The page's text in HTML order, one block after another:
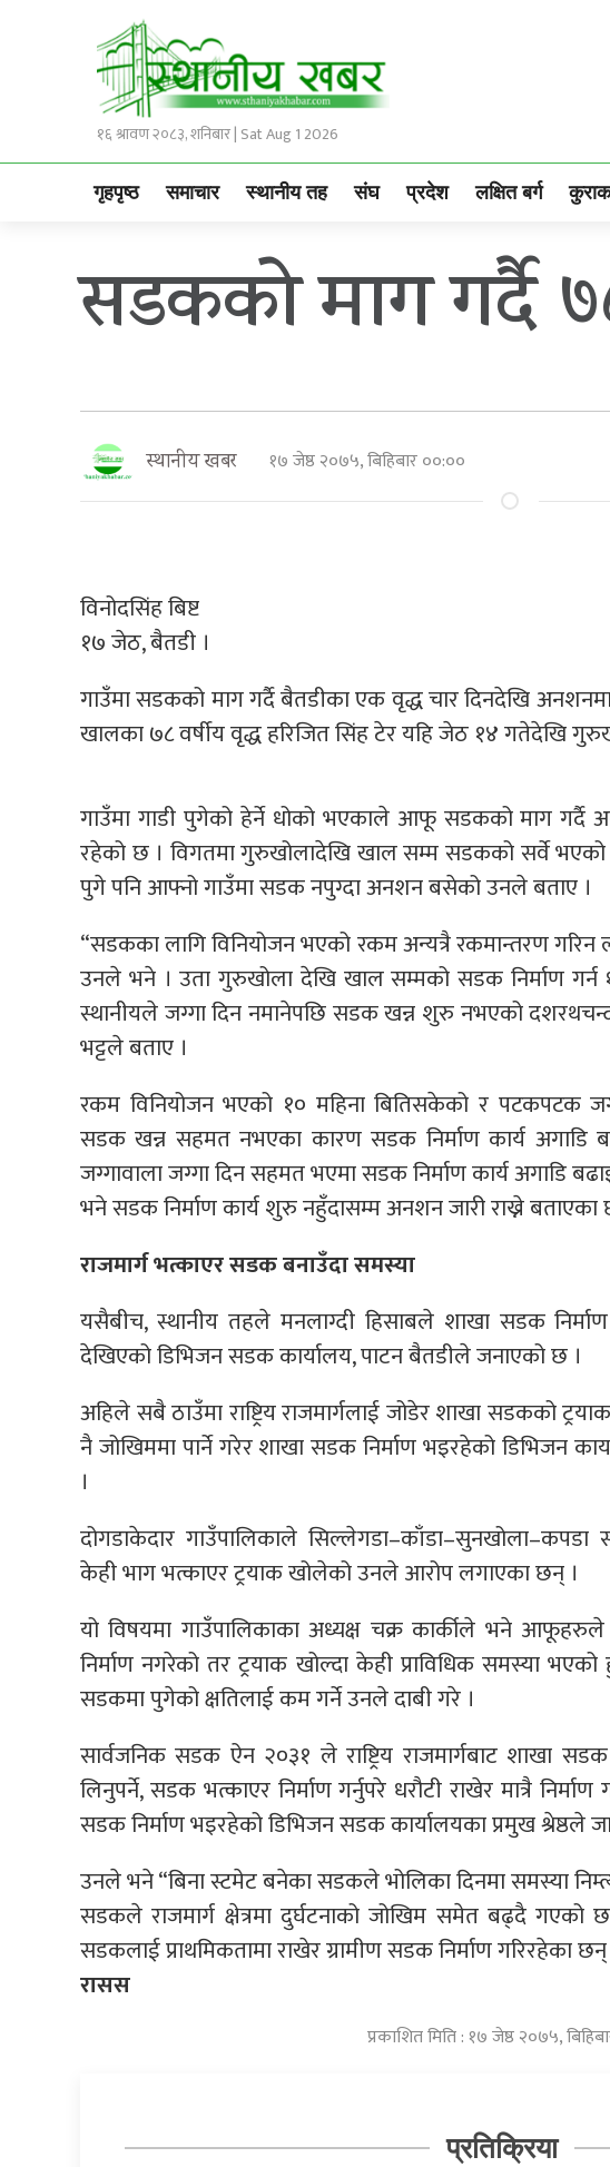
१६ श्रावण २०८३, शनिबार | Sat Aug 1 2026
गृहपृष्ठ समाचार स्थानीय तह संघ प्रदेश लक्षित बर्ग
सडकको माग गर्दै
स्थानीय खबर १७ जेष्ठ २०७५, बिहिबार ००:००
विनोदसिंह बिष्ट
१७ जेठ, बैतडी ।
गाउँमा सडकको माग गर्दै बैतडीका एक वृद्ध चार दिनदेखि
खालका ७८ वर्षीय वृद्ध हरिजित सिंह टेर यहि जेठ १४ गतेदेखि
गाउँमा गाडी पुगेको हेर्ने धोको भएकाले आफू सडकको माग
रहेको छ । विगतमा गुरुखोलादेखि खाल सम्म सडकको सर्वे
पुगे पनि आफ्नो गाउँमा सडक नपुग्दा अनशन बसेको उनले बताए ।
“सडकका लागि विनियोजन भएको रकम अन्यत्रै रकमान्तरण
उनले भने । उता गुरुखोला देखि खाल सम्मको सडक निर्माण गर्न
स्थानीयले जग्गा दिन नमानेपछि सडक खन्न शुरु नभएको
भट्टले बताए ।
रकम विनियोजन भएको १० महिना बितिसकेको र पटकपटक
सडक खन्न सहमत नभएका कारण सडक निर्माण कार्य
जग्गावाला जग्गा दिन सहमत भएमा सडक निर्माण कार्य अगाडि
भने सडक निर्माण कार्य शुरु नहुँदासम्म अनशन जारी राख्ने बताएका
राजमार्ग भत्काएर सडक बनाउँदा समस्या
यसैबीच, स्थानीय तहले मनलाग्दी हिसाबले शाखा सडक निर्माण
देखिएको डिभिजन सडक कार्यालय, पाटन बैतडीले जनाएको छ ।
अहिले सबै ठाउँमा राष्ट्रिय राजमार्गलाई जोडेर शाखा सडकको
नै जोखिममा पार्ने गरेर शाखा सडक निर्माण भइरहेको डिभिजन
।
दोगडाकेदार गाउँपालिकाले सिल्लेगडा–काँडा–सुनखोला–कपडा
केही भाग भत्काएर ट्रयाक खोलेको उनले आरोप लगाएका छन् ।
यो विषयमा गाउँपालिकाका अध्यक्ष चक्र कार्कीले भने
निर्माण नगरेको तर ट्रयाक खोल्दा केही प्राविधिक समस्या
सडकमा पुगेको क्षतिलाई कम गर्ने उनले दाबी गरे ।
सार्वजनिक सडक ऐन २०३१ ले राष्ट्रिय राजमार्गबाट शाखा
लिनुपर्ने, सडक भत्काएर निर्माण गर्नुपरे धरौटी राखेर मात्रै
सडक निर्माण भइरहेको डिभिजन सडक कार्यालयका प्रमुख श्रेष्ठले
उनले भने “बिना स्टमेट बनेका सडकले भोलिका दिनमा समस्या
सडकले राजमार्ग क्षेत्रमा दुर्घटनाको जोखिम समेत बढ्दै
सडकलाई प्राथमिकतामा राखेर ग्रामीण सडक निर्माण गरिरहेका छन्
रासस
प्रकाशित मिति : १७ जेष्ठ २०७५,
प्रतिक्रिया